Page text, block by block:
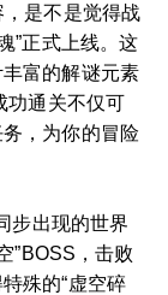
是不是觉得战
”正式上线。这
富的解谜元素
功通关不仅可
，为你的冒险
步出现的世界
”BOSS，击败
殊的“虚空碎